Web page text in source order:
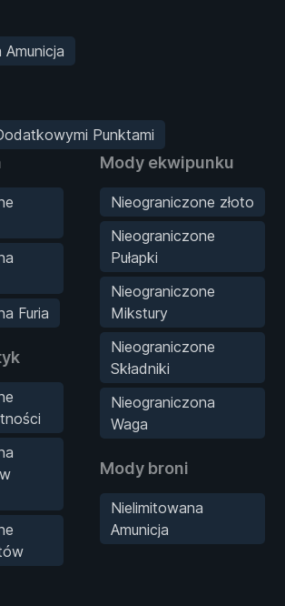
Punktami
Furia
Mody ekwipunku
Nieograniczone złoto
Nieograniczone
Pułapki
Nieograniczone
Mikstury
Nieograniczone
Składniki
Nieograniczona
Waga
Mody broni
Nielimitowana
Amunicja